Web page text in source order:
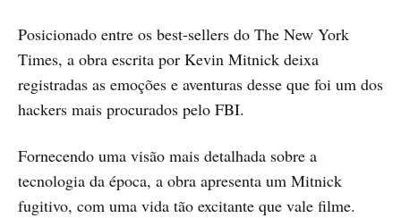
Posicionado entre os best-sellers do The New York
Times, a obra escrita por Kevin Mitnick deixa
registradas as emoções e aventuras desse que foi um dos
hackers mais procurados pelo FBI.
Fornecendo uma visão mais detalhada sobre a
tecnologia da época, a obra apresenta um Mitnick
fugitivo, com uma vida tão excitante que vale filme.